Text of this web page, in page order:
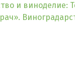
и виноделие: